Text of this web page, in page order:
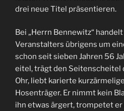
drei neue Titel präsentieren.
Bei „Herrn Bennewitz“
Veranstalters übrigens um
schon seit sieben Jahren 56
eitel, trägt den Seitenscheitel
Ohr, liebt karierte
Hosenträger. Er nimmt kein
ihn etwas ärgert, trompetet